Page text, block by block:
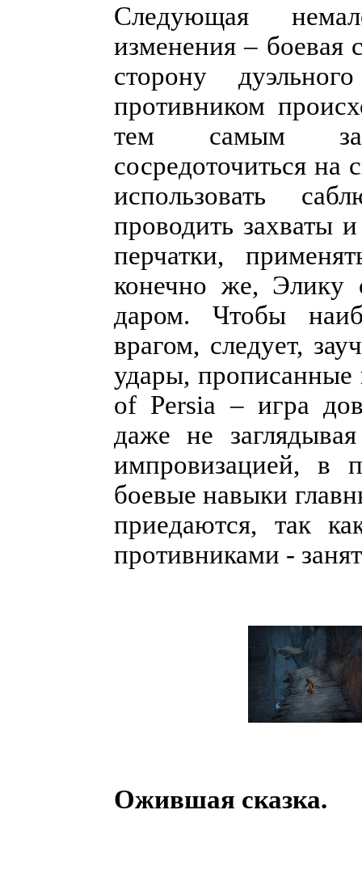
Следующая
изменения – боевая
сторону
противником
тем самым
сосредоточиться
использовать
проводить захваты
перчатки,
конечно же, Элику
даром. Чтобы
врагом, следует,
удары,
of Persia – игра
даже не
импровизацией, в
боевые навыки
приедаются, так
противниками -
Ожившая сказка.